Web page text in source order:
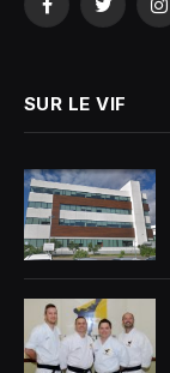
FacebookTwitter
SUR LE VIF